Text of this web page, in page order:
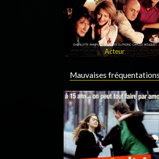
Acteur
Mauvaises fréquentations